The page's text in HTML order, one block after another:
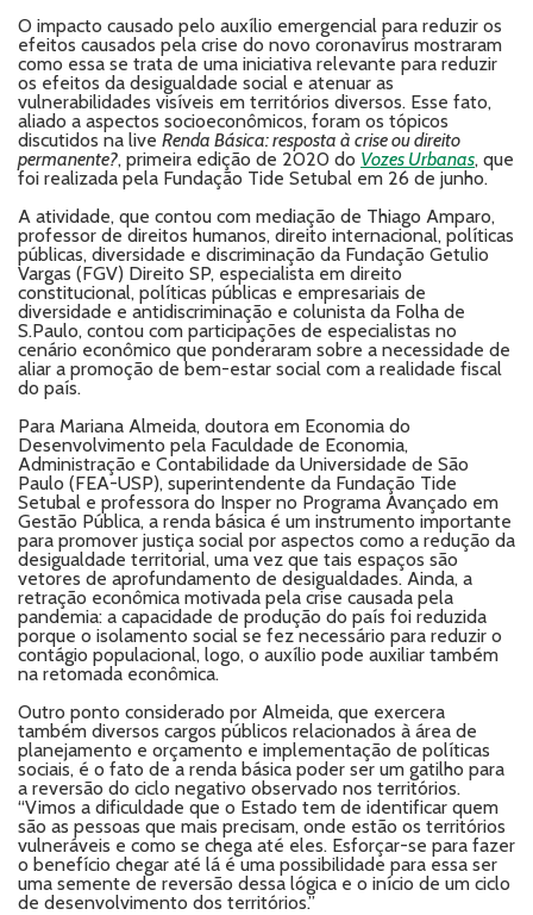
O impacto causado pelo auxílio emergencial para reduzir os
efeitos causados pela crise do novo coronavírus mostraram
como essa se trata de uma iniciativa relevante para reduzir
os efeitos da desigualdade social e atenuar as
vulnerabilidades visíveis em territórios diversos. Esse fato,
aliado a aspectos socioeconômicos, foram os tópicos
discutidos na live Renda Básica: resposta à crise ou direito
permanente?, primeira edição de 2020 do Vozes Urbanas, que
foi realizada pela Fundação Tide Setubal em 26 de junho.
A atividade, que contou com mediação de Thiago Amparo,
professor de direitos humanos, direito internacional, políticas
públicas, diversidade e discriminação da Fundação Getulio
Vargas (FGV) Direito SP, especialista em direito
constitucional, políticas públicas e empresariais de
diversidade e antidiscriminação e colunista da Folha de
S.Paulo, contou com participações de especialistas no
cenário econômico que ponderaram sobre a necessidade de
aliar a promoção de bem-estar social com a realidade fiscal
do país.
Para Mariana Almeida, doutora em Economia do
Desenvolvimento pela Faculdade de Economia,
Administração e Contabilidade da Universidade de São
Paulo (FEA-USP), superintendente da Fundação Tide
Setubal e professora do Insper no Programa Avançado em
Gestão Pública, a renda básica é um instrumento importante
para promover justiça social por aspectos como a redução da
desigualdade territorial, uma vez que tais espaços são
vetores de aprofundamento de desigualdades. Ainda, a
retração econômica motivada pela crise causada pela
pandemia: a capacidade de produção do país foi reduzida
porque o isolamento social se fez necessário para reduzir o
contágio populacional, logo, o auxílio pode auxiliar também
na retomada econômica.
Outro ponto considerado por Almeida, que exercera
também diversos cargos públicos relacionados à área de
planejamento e orçamento e implementação de políticas
sociais, é o fato de a renda básica poder ser um gatilho para
a reversão do ciclo negativo observado nos territórios.
“Vimos a dificuldade que o Estado tem de identificar quem
são as pessoas que mais precisam, onde estão os territórios
vulneráveis e como se chega até eles. Esforçar-se para fazer
o benefício chegar até lá é uma possibilidade para essa ser
uma semente de reversão dessa lógica e o início de um ciclo
de desenvolvimento dos territórios.”